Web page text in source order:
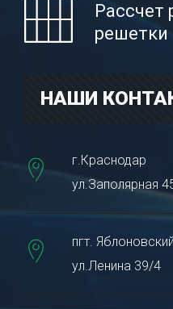
Рассчет
решетки
НАШИ
г.Краснодар
ул.Заполярная
пгт. Яблоновский
ул.Ленина 39/4